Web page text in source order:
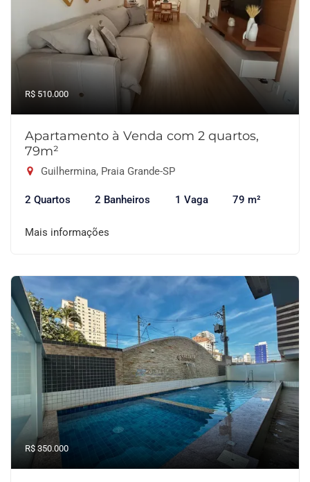
R$ 510.000
Apartamento à Venda com 2 quartos,
79m²
Guilhermina, Praia Grande-SP
2 Quartos 2 Banheiros 1 Vaga 79 m²
Mais informações
R$ 350.000